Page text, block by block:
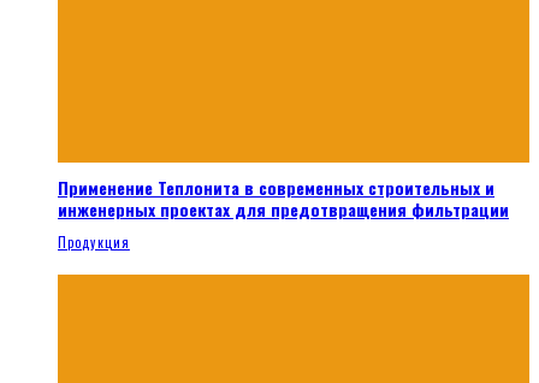
Применение Теплонита в современных строительных и
инженерных проектах для предотвращения фильтрации
Продукция